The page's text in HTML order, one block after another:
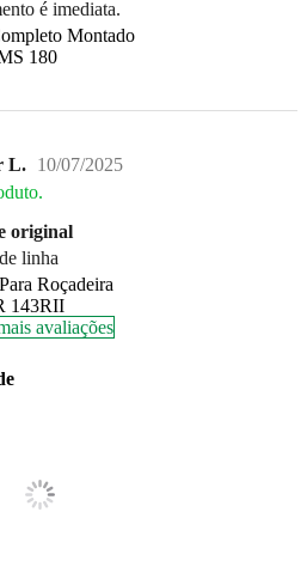
é imediata.
Montado
180
L. 10/07/2025
original
linha
Roçadeira
143RII
avaliações